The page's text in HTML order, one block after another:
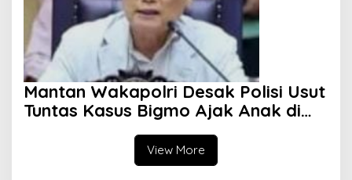
Mantan Wakapolri Desak Polisi Usut
Tuntas Kasus Bigmo Ajak Anak di
Bawah Umur Promosikan Vape
View More